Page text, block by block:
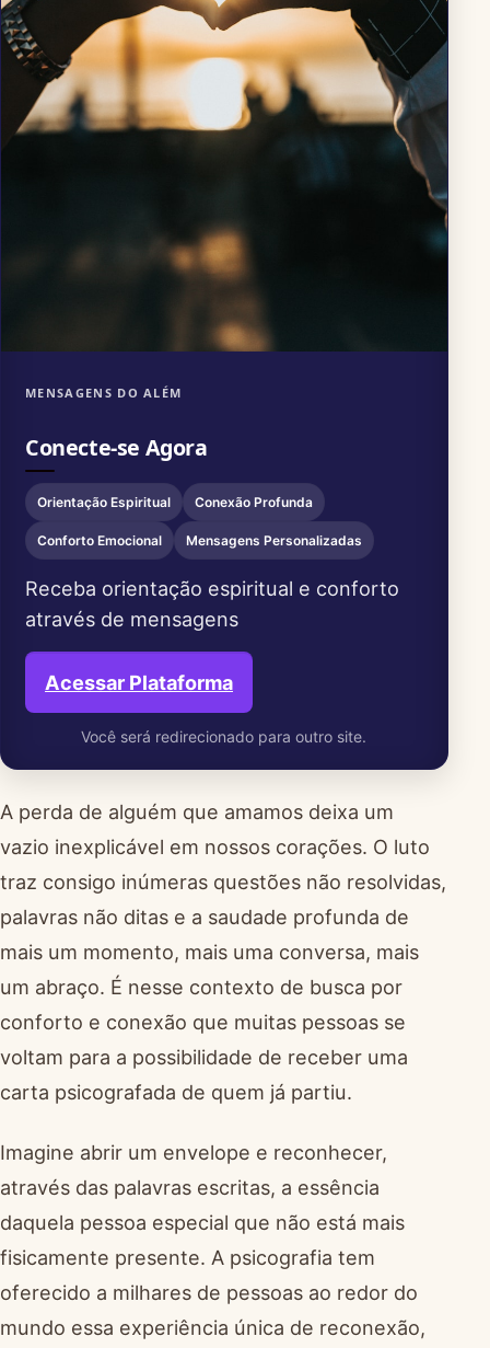
MENSAGENS DO ALÉM
Conecte-se Agora
Orientação Espiritual Conexão Profunda
Conforto Emocional Mensagens Personalizadas
Receba orientação espiritual e conforto
através de mensagens
Acessar Plataforma
Você será redirecionado para outro site.
A perda de alguém que amamos deixa um
vazio inexplicável em nossos corações. O luto
traz consigo inúmeras questões não resolvidas,
palavras não ditas e a saudade profunda de
mais um momento, mais uma conversa, mais
um abraço. É nesse contexto de busca por
conforto e conexão que muitas pessoas se
voltam para a possibilidade de receber uma
carta psicografada de quem já partiu.
Imagine abrir um envelope e reconhecer,
através das palavras escritas, a essência
daquela pessoa especial que não está mais
fisicamente presente. A psicografia tem
oferecido a milhares de pessoas ao redor do
mundo essa experiência única de reconexão,